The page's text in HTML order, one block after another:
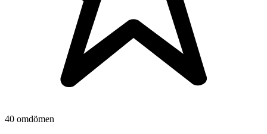
40 omdömen